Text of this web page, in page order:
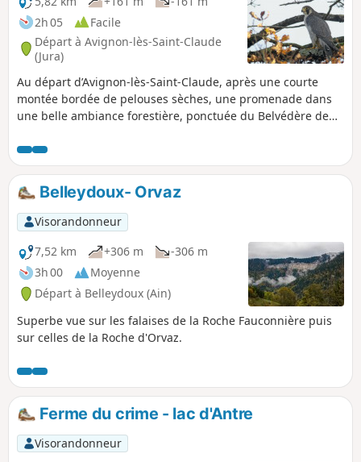
2h 05
Facile
Départ à Avignon-lès-Saint-Claude
(Jura)
Au départ d’Avignon-lès-Saint-Claude, après une courte
montée bordée de pelouses sèches, une promenade dans
une belle ambiance forestière, ponctuée du Belvédère de
Bienne, la ZI du plan d'Acier et le barrage.
Belleydoux- Orvaz
Visorandonneur
7,52 km
+306 m
-306 m
3h 00
Moyenne
Départ à Belleydoux (Ain)
Superbe vue sur les falaises de la Roche Fauconnière puis
sur celles de la Roche d'Orvaz.
Ferme du crime - lac d'Antre
Visorandonneur